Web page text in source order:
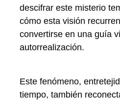
descifrar este misterio
cómo esta visión
convertirse en una guía
autorrealización.
Este fenómeno,
tiempo, también